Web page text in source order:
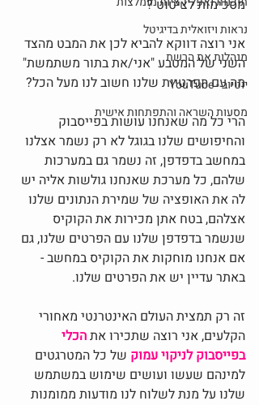
נראות ויזואלית בדיגיטל
מנהלות את הרשת
יוטיוב - YouTube
מסעות השראה והתפתחות אישית
מסכימות לציטוט ?
אני רוצה דווקא להביא לכן את המבט מהצד
השני של המטבע "אני/את בתור משתמשת"
מה עם הפרטיות שלנו חשוב לנו מעל הכל?
הרי כל מה שאנחנו עושות בפייסבוק
והחיפושים שלנו בגוגל לא רק נשמר אצלנו
במחשב בדפדפן, זה נשמר גם במערכות
שלהם, כל מערכת שאנחנו גולשות אליה יש
לה את האופציה של שמירת הנתונים שלנו
אצלהם, בטח אתן מכירות את הקוקיס
שנשמר בדפדפן שלנו עם הפרטים שלנו, גם
אם אנחנו מוחקות את הקוקיס במחשב -
באתר עדיין יש את הפרטים שלנו.
זה רק תמצית העולם האינטרנטי מאחורי
הקלעים, אני רוצה שתכירו את הכלי
בפייסבוק לניקוי עמוק של כל המטרגטים
למינהם שעשו ועושים שימוש במשתמש
שלנו על מנת לשלוח לנו מודעות ממומנות